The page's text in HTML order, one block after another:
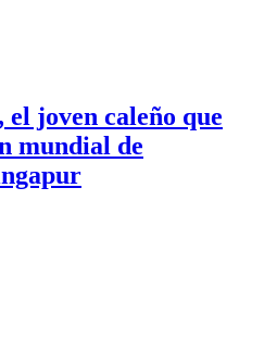
joven caleño que
mundial de